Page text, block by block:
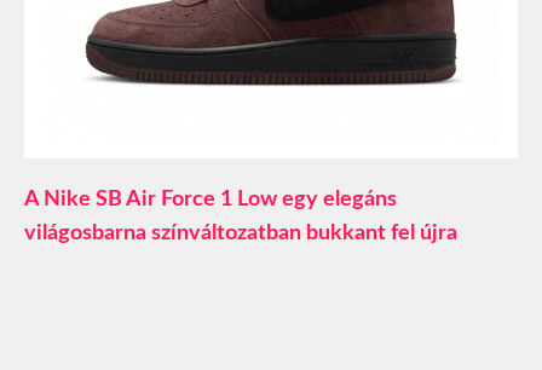
A Nike SB Air Force 1 Low egy elegáns
világosbarna színváltozatban bukkant fel újra